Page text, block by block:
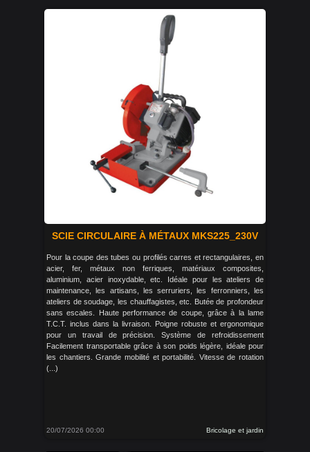
SCIE CIRCULAIRE À MÉTAUX MKS225_230V
Pour la coupe des tubes ou profilés carres et rectangulaires, en
acier, fer, métaux non ferriques, matériaux composites,
aluminium, acier inoxydable, etc. Idéale pour les ateliers de
maintenance, les artisans, les serruriers, les ferronniers, les
ateliers de soudage, les chauffagistes, etc. Butée de profondeur
sans escales. Haute performance de coupe, grâce à la lame
T.C.T. inclus dans la livraison. Poigne robuste et ergonomique
pour un travail de précision. Système de refroidissement
Facilement transportable grâce à son poids légère, idéale pour
les chantiers. Grande mobilité et portabilité. Vitesse de rotation
(...)
20/07/2026 00:00 Bricolage et jardin